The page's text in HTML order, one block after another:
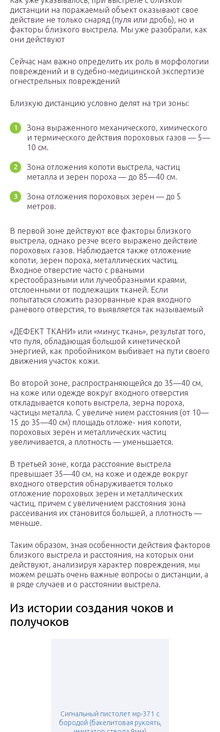
дистанции на поражаемый объект оказывают свое
действие не только снаряд (пуля или дробь), но и
факторы близкого выстрела. Мы уже разобрали, как
они действуют
Сейчас нам важно определить их роль в морфологии
повреждений и в судебно-медицинской экспертизе
огнестрельных повреждений
Близкую дистанцию условно делят на три зоны:
Зона выраженного механического, химического
и термического действия пороховых газов — 5—
10 см.
Зона отложения копоти выстрела, частиц
металла и зерен пороха — до 85—40 см.
Зона отложения пороховых зерен — до 5
метров.
В первой зоне действуют все факторы близкого
выстрела, однако резче всего выражено действие
пороховых газов. Наблюдается также отложение
копоти, зерен пороха, металлических частиц.
Входное отверстие часто с рваными
крестообразными или лучеобразными краями,
отслоенными от подлежащих тканей. Если
попытаться сложить разорванные края входного
раневого отверстия, то выявляется так называемый
«ДЕФЕКТ ТКАНИ» или «минус ткань», результат того,
что пуля, обладающая большой кинетической
энергией, как пробойником выбивает на пути своего
движения участок кожи.
Во второй зоне, распространяющейся до 35—40 см,
на коже или одежде вокруг входного отверстия
откладывается копоть выстрела, зерна пороха,
частицы металла. С увеличе нием расстояния (от 10—
15 до 35—40 см) площадь отложе- ния копоти,
пороховых зерен и металлических частиц
увеличивается, а плотность — уменьшается.
В третьей зоне, когда расстояние выстрела
превышает 35—40 см, на коже и одежде вокруг
входного отверстия обнаруживается только
отложение пороховых зерен и металлических
частиц, причем с увеличением расстояния зона
рассеивания их становится большей, а плотность —
меньше.
Таким образом, зная особенности действия факторов
близкого выстрела и расстояния, на которых они
действуют, анализируя характер повреждения, мы
можем решать очень важные вопросы о дистанции, а
в ряде случаев и о расстоянии выстрела.
Из истории создания чоков и
получоков
Сигнальный пистолет мр-371 с
бородой (бакелитовая рукоять,